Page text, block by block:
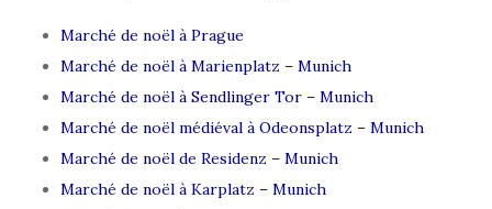
Marché de noël à Prague
Marché de noël à Marienplatz – Munich
Marché de noël à Sendlinger Tor – Munich
Marché de noël médiéval à Odeonsplatz – Munich
Marché de noël de Residenz – Munich
Marché de noël à Karplatz – Munich